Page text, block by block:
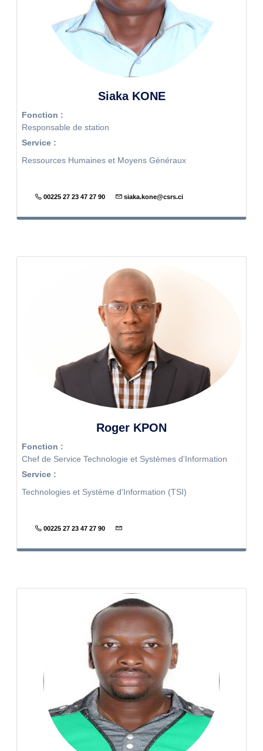
Siaka KONE
Fonction :
Responsable de station
Service :
Ressources Humaines et Moyens Généraux
00225 27 23 47 27 90 siaka.kone@csrs.ci
Roger KPON
Fonction :
Chef de Service Technologie et Systèmes d'Information
Service :
Technologies et Système d'Information (TSI)
00225 27 23 47 27 90